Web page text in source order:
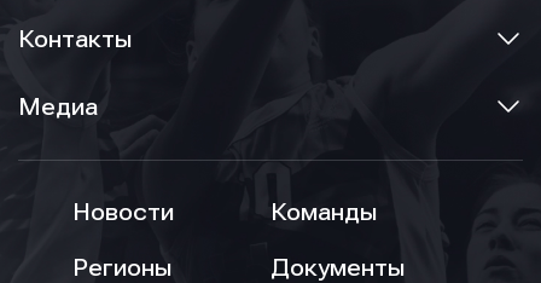
Контакты
Медиа
Новости
Команды
Регионы
Документы